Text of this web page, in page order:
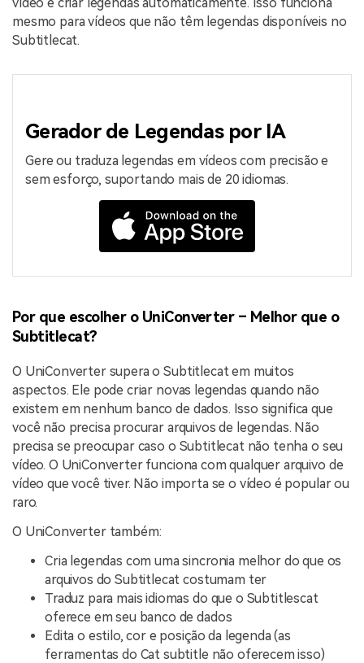
mesmo para vídeos que não têm legendas disponíveis no
Subtitlecat.
Gerador de Legendas por IA
Gere ou traduza legendas em vídeos com precisão e
sem esforço, suportando mais de 20 idiomas.
Por que escolher o UniConverter – Melhor que o
Subtitlecat?
O UniConverter supera o Subtitlecat em muitos
aspectos. Ele pode criar novas legendas quando não
existem em nenhum banco de dados. Isso significa que
você não precisa procurar arquivos de legendas. Não
precisa se preocupar caso o Subtitlecat não tenha o seu
vídeo. O UniConverter funciona com qualquer arquivo de
vídeo que você tiver. Não importa se o vídeo é popular ou
raro.
O UniConverter também:
Cria legendas com uma sincronia melhor do que os
arquivos do Subtitlecat costumam ter
Traduz para mais idiomas do que o Subtitlescat
oferece em seu banco de dados
Edita o estilo, cor e posição da legenda (as
ferramentas do Cat subtitle não oferecem isso)